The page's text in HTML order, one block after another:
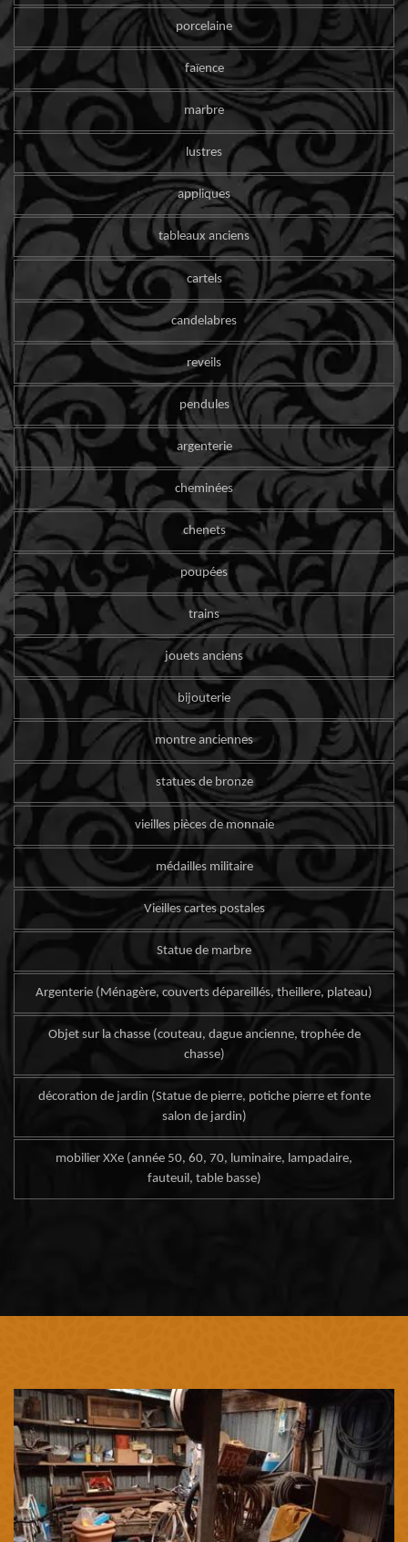
porcelaine
faïence
marbre
lustres
appliques
tableaux anciens
cartels
candelabres
reveils
pendules
argenterie
cheminées
chenets
poupées
trains
jouets anciens
bijouterie
montre anciennes
statues de bronze
vieilles pièces de monnaie
médailles militaire
Vieilles cartes postales
Statue de marbre
Argenterie (Ménagère, couverts dépareillés, theillere, plateau)
Objet sur la chasse (couteau, dague ancienne, trophée de
chasse)
décoration de jardin (Statue de pierre, potiche pierre et fonte
salon de jardin)
mobilier XXe (année 50, 60, 70, luminaire, lampadaire,
fauteuil, table basse)